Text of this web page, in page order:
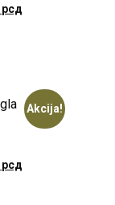
рсд
Akcija!
рсд